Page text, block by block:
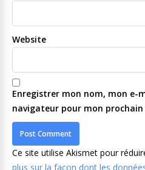
Website
Enregistrer mon nom, mon e-
navigateur pour mon
Ce site utilise Akismet pour
plus sur la façon dont les